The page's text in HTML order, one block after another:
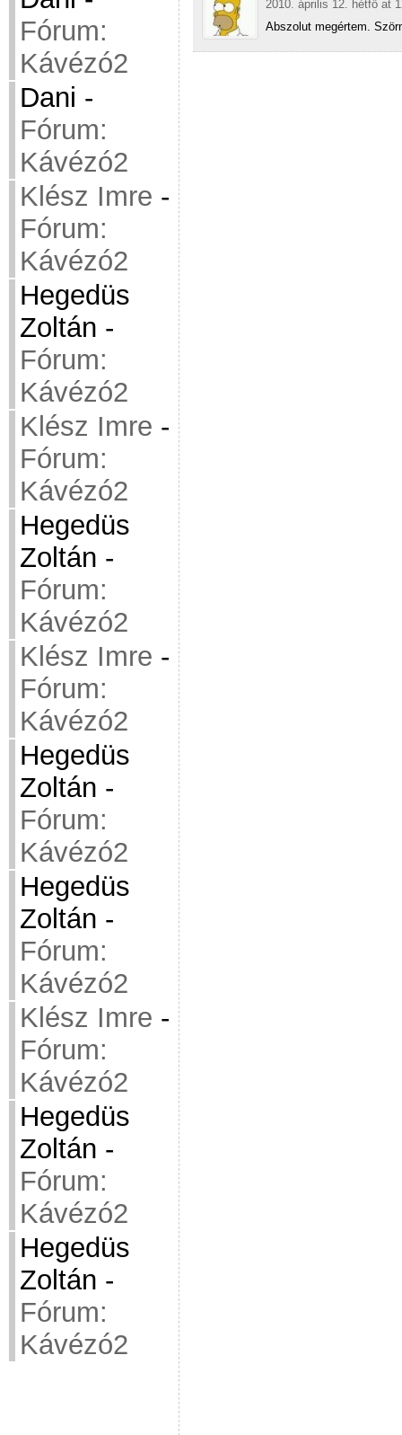
Fórum:
Kávézó2
Dani -
Fórum:
Kávézó2
Klész Imre -
Fórum:
Kávézó2
Hegedüs
Zoltán -
Fórum:
Kávézó2
Klész Imre -
Fórum:
Kávézó2
Hegedüs
Zoltán -
Fórum:
Kávézó2
Klész Imre -
Fórum:
Kávézó2
Hegedüs
Zoltán -
Fórum:
Kávézó2
Hegedüs
Zoltán -
Fórum:
Kávézó2
Klész Imre -
Fórum:
Kávézó2
Hegedüs
Zoltán -
Fórum:
Kávézó2
Hegedüs
Zoltán -
Fórum:
Kávézó2
2010. április 12. hétfő at
Abszolut megértem.